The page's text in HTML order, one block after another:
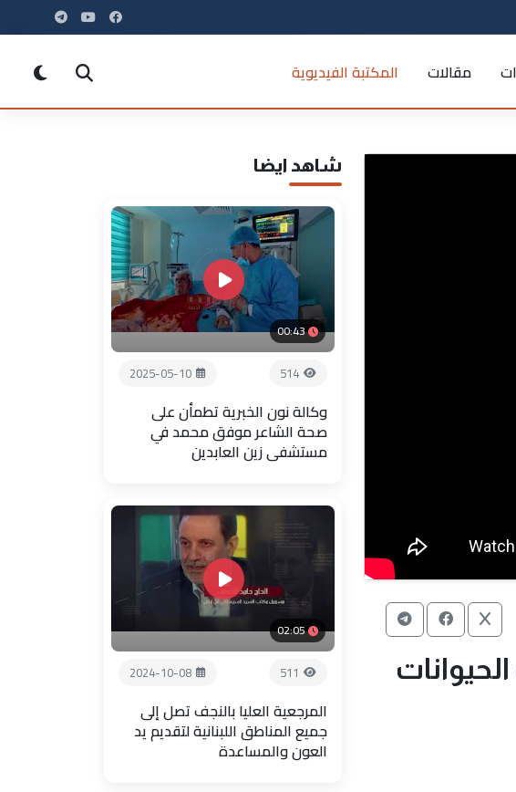
مقالات المكتبة الفيديوية
شاهد ايضا
00:43
514
2025-05-10
وكالة نون الخبرية تطمأن على
صحة الشاعر موفق محمد في
مستشفى زين العابدين
02:05
511
2024-10-08
المرجعية العليا بالنجف تصل إلى
جميع المناطق اللبنانية لتقديم يد
العون والمساعدة